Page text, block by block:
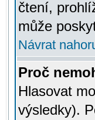
čtení,
může
Návrat
Proč
Hlasovat
výsledky).